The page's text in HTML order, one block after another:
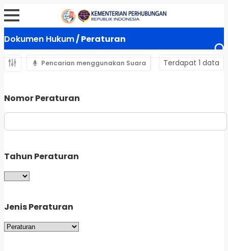
Dokumen Hukum/ Peraturan
Pencarian menggunakan Suara Terdapat 1 data
Nomor Peraturan
Tahun Peraturan
Jenis Peraturan